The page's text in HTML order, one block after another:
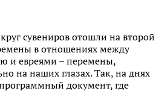
сувениров отошли на второй
в отношениях между
и евреями – перемены,
на наших глазах. Так, на днях
документ, где